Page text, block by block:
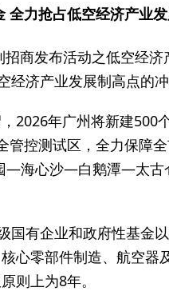
招商发布活动之低空经
济产业发展制高点的冲
2026年广州将新建500
控测试区，全力保障
海心沙—白鹅潭—太古
有企业和政府性基金
心零部件制造、航空
则上为8年。